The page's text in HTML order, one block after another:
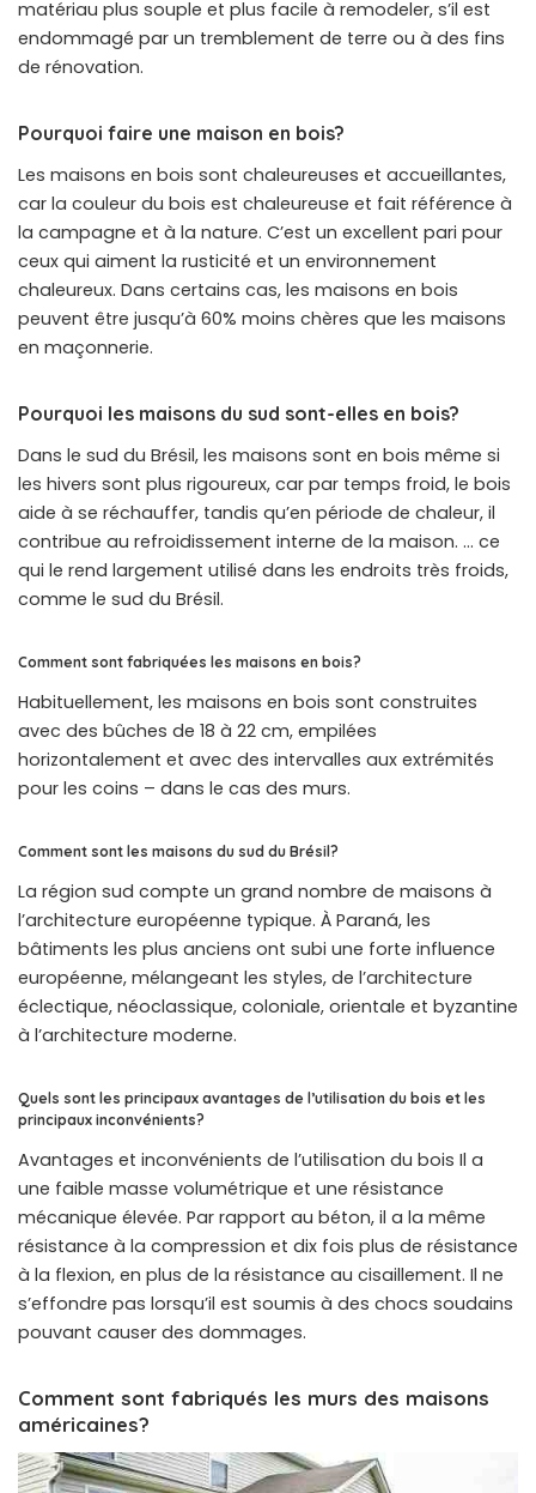
matériau plus souple et plus facile à remodeler, s’il est
endommagé par un tremblement de terre ou à des fins
de rénovation.
Pourquoi faire une maison en bois?
Les maisons en bois sont chaleureuses et accueillantes,
car la couleur du bois est chaleureuse et fait référence à
la campagne et à la nature. C’est un excellent pari pour
ceux qui aiment la rusticité et un environnement
chaleureux. Dans certains cas, les maisons en bois
peuvent être jusqu’à 60% moins chères que les maisons
en maçonnerie.
Pourquoi les maisons du sud sont-elles en bois?
Dans le sud du Brésil, les maisons sont en bois même si
les hivers sont plus rigoureux, car par temps froid, le bois
aide à se réchauffer, tandis qu’en période de chaleur, il
contribue au refroidissement interne de la maison. … ce
qui le rend largement utilisé dans les endroits très froids,
comme le sud du Brésil.
Comment sont fabriquées les maisons en bois?
Habituellement, les maisons en bois sont construites
avec des bûches de 18 à 22 cm, empilées
horizontalement et avec des intervalles aux extrémités
pour les coins – dans le cas des murs.
Comment sont les maisons du sud du Brésil?
La région sud compte un grand nombre de maisons à
l’architecture européenne typique. À Paraná, les
bâtiments les plus anciens ont subi une forte influence
européenne, mélangeant les styles, de l’architecture
éclectique, néoclassique, coloniale, orientale et byzantine
à l’architecture moderne.
Quels sont les principaux avantages de l’utilisation du bois et les
principaux inconvénients?
Avantages et inconvénients de l’utilisation du bois Il a
une faible masse volumétrique et une résistance
mécanique élevée. Par rapport au béton, il a la même
résistance à la compression et dix fois plus de résistance
à la flexion, en plus de la résistance au cisaillement. Il ne
s’effondre pas lorsqu’il est soumis à des chocs soudains
pouvant causer des dommages.
Comment sont fabriqués les murs des maisons
américaines?